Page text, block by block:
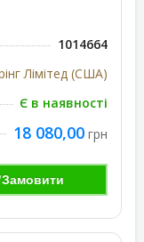
1014664
Лімітед (США)
Є в наявності
18 080,00 грн
Замовити